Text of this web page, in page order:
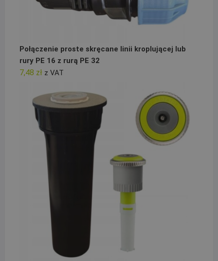
Połączenie proste skręcane linii kroplującej lub
rury PE 16 z rurą PE 32
7,48 zł z VAT